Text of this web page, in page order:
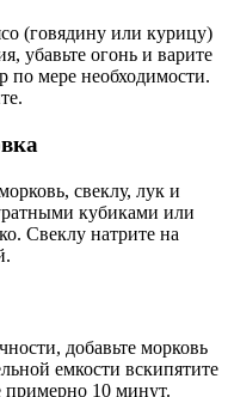
(говядину или курицу)
убавьте огонь и варите
по мере необходимости.
свеклу, лук и
кубиками или
Свеклу натрите на
добавьте морковь
емкости вскипятите
примерно 10 минут.